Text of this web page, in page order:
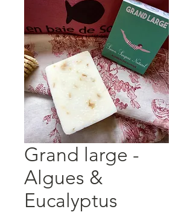
Grand large -
Algues &
Eucalyptus